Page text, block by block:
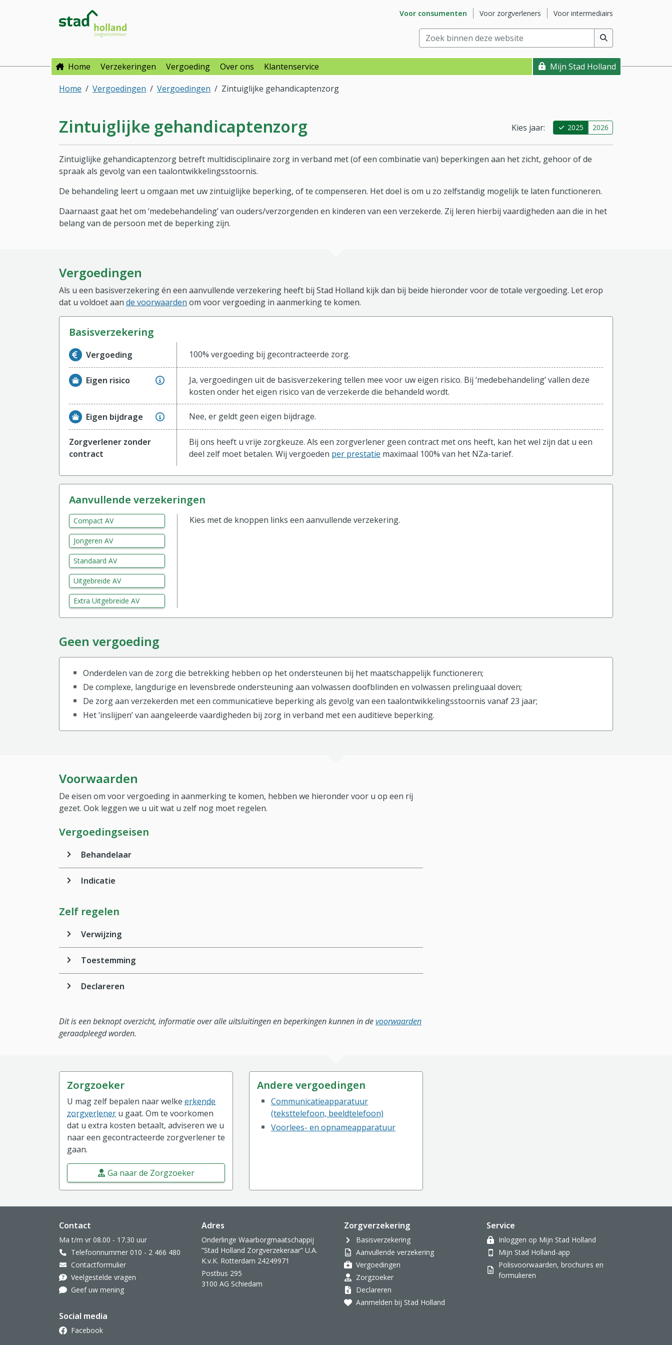
Direct naar hoofdinhoud
Direct naar hoofdmenu Ga naar subsite
Voor consumenten Ga naar subsite
Voor zorgverleners Ga naar subsite
Voor intermediairs
Zoek binnen deze website(min. 2 tekens)
Home Verzekeringen Vergoeding Over ons Klantenservice
Mijn Stad Holland
Home
Vergoedingen Vergoedingen Zintuiglijke gehandicaptenzorg
Zintuiglijke gehandicaptenzorg Kies jaar: 2025 2026
Zintuiglijke gehandicaptenzorg betreft multidisciplinaire zorg in verband met (of een combinatie van) beperkingen aan het zicht, gehoor of de
spraak als gevolg van een taalontwikkelingsstoornis.
De behandeling leert u omgaan met uw zintuiglijke beperking, of te compenseren. Het doel is om u zo zelfstandig mogelijk te laten functioneren.
Daarnaast gaat het om ‘medebehandeling’ van ouders/verzorgenden en kinderen van een verzekerde. Zij leren hierbij vaardigheden aan die in het
belang van de persoon met de beperking zijn.
Vergoedingen
Als u een basisverzekering én een aanvullende verzekering heeft bij Stad Holland kijk dan bij beide hieronder voor de totale vergoeding. Let erop
dat u voldoet aan de voorwaarden om voor vergoeding in aanmerking te komen.
basisverzekering
Informatie over de vergoeding van de basisverzekering
Vergoeding 100% vergoeding bij gecontracteerde zorg.
Eigen risico
Ja, vergoedingen uit de basisverzekering tellen mee voor uw eigen risico. Bij ‘medebehandeling’ vallen deze
kosten onder het eigen risico van de verzekerde die behandeld wordt.
Eigen bijdrage Nee, er geldt geen eigen bijdrage.
Zorgverlener zonder
contract
Bij ons heeft u vrije zorgkeuze. Als een zorgverlener geen contract met ons heeft, kan het wel zijn dat u een
deel zelf moet betalen. Wij vergoeden per prestatie maximaal 100% van het NZa-tarief.
aanvullende verzekeringen
Compact AV
Jongeren AV
Standaard AV
Uitgebreide AV
Extra Uitgebreide AV
Kies met de knoppen links een aanvullende verzekering.
Geen vergoeding
Onderdelen van de zorg die betrekking hebben op het ondersteunen bij het maatschappelijk functioneren;
De complexe, langdurige en levensbrede ondersteuning aan volwassen doofblinden en volwassen prelinguaal doven;
De zorg aan verzekerden met een communicatieve beperking als gevolg van een taalontwikkelingsstoornis vanaf 23 jaar;
Het ‘inslijpen’ van aangeleerde vaardigheden bij zorg in verband met een auditieve beperking.
Voorwaarden
De eisen om voor vergoeding in aanmerking te komen, hebben we hieronder voor u op een rij
gezet. Ook leggen we u uit wat u zelf nog moet regelen.
Vergoedingseisen
Behandelaar
Indicatie
Zelf regelen
Verwijzing
Toestemming
Declareren
Dit is een beknopt overzicht, informatie over alle uitsluitingen en beperkingen kunnen in devoorwaarden
geraadpleegd worden.
Zorgzoeker
U mag zelf bepalen naar welke erkende
zorgverlener u gaat. Om te voorkomen
dat u extra kosten betaalt, adviseren we u
naar een gecontracteerde zorgverlener te
gaan.
Ga naar de Zorgzoeker
Andere vergoedingen
Communicatieapparatuur
(teksttelefoon, beeldtelefoon)
Voorlees- en opnameapparatuur
Website footer
Contact
Ma t/m vr 08.00 - 17.30 uur
Telefoonnummer 010 - 2 466 480
Contactformulier
Veelgestelde vragen
Geef uw mening
Social media
Facebook
Adres
Onderlinge Waarborgmaatschappij
”Stad Holland Zorgverzekeraar” U.A.
K.v.K. Rotterdam 24249971
Postbus 295
3100 AG Schiedam
Zorgverzekering
Basisverzekering
Aanvullende verzekering
Vergoedingen
Zorgzoeker
Declareren
Aanmelden bij Stad Holland
Service
Inloggen op Mijn Stad Holland
Mijn Stad Holland-app
Polisvoorwaarden, brochures en
formulieren